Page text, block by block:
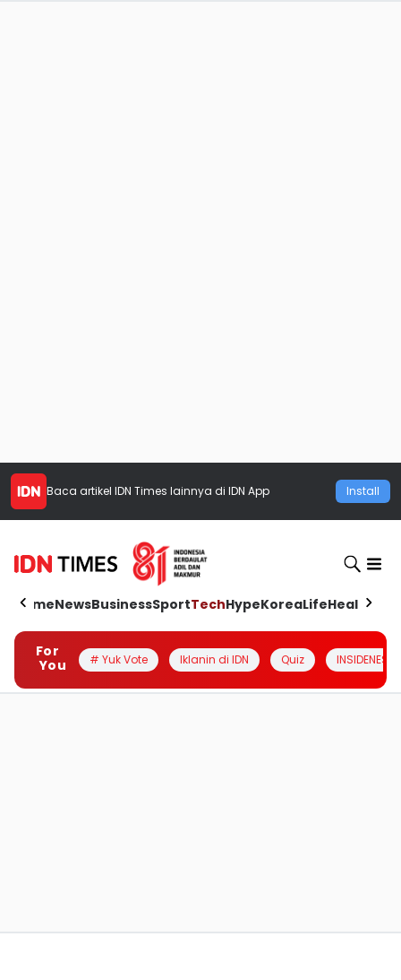
Baca artikel IDN Times lainnya di IDN App Install
HomeNewsBusinessSportTechHypeKoreaLifeHealth
For
You
# Yuk Vote Iklanin di IDN Quiz INSIDENESIA